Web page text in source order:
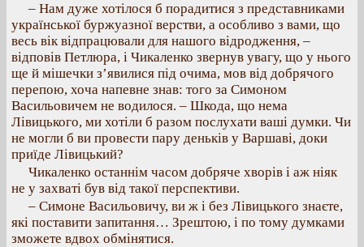
– Нам дуже хотілося б порадитися з представниками
української буржуазної верстви, а особливо з вами, що
весь вік відпрацювали для нашого відродження, –
відповів Петлюра, і Чикаленко звернув увагу, що у нього
ще й мішечки з’явилися під очима, мов від добрячого
перепою, хоча напевне знав: того за Симоном
Васильовичем не водилося. – Шкода, що нема
Лівицького, ми хотіли б разом послухати ваші думки. Чи
не могли б ви провести пару деньків у Варшаві, доки
приїде Лівицький?
Чикаленко останнім часом добряче хворів і аж ніяк
не у захваті був від такої перспективи.
– Симоне Васильовичу, ви ж і без Лівицького знаєте,
які поставити запитання… Зрештою, і по тому думками
зможете вдвох обмінятися.